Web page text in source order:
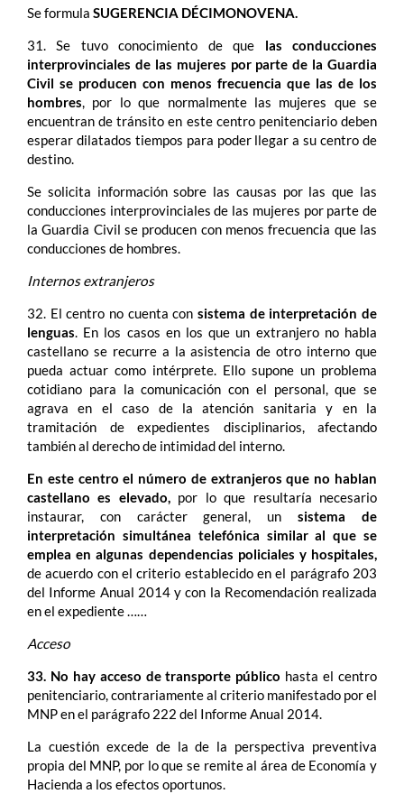
Se formula SUGERENCIA DÉCIMONOVENA.
31. Se tuvo conocimiento de que las conducciones
interprovinciales de las mujeres por parte de la Guardia
Civil se producen con menos frecuencia que las de los
hombres, por lo que normalmente las mujeres que se
encuentran de tránsito en este centro penitenciario deben
esperar dilatados tiempos para poder llegar a su centro de
destino.
Se solicita información sobre las causas por las que las
conducciones interprovinciales de las mujeres por parte de
la Guardia Civil se producen con menos frecuencia que las
conducciones de hombres.
Internos extranjeros
32. El centro no cuenta con sistema de interpretación de
lenguas. En los casos en los que un extranjero no habla
castellano se recurre a la asistencia de otro interno que
pueda actuar como intérprete. Ello supone un problema
cotidiano para la comunicación con el personal, que se
agrava en el caso de la atención sanitaria y en la
tramitación de expedientes disciplinarios, afectando
también al derecho de intimidad del interno.
En este centro el número de extranjeros que no hablan
castellano es elevado,por lo que resultaría necesario
instaurar, con carácter general, unsistema de
interpretación simultánea telefónica similar al que se
emplea en algunas dependencias policiales y hospitales,
de acuerdo con el criterio establecido en el parágrafo 203
del Informe Anual 2014 y con la Recomendación realizada
en el expediente ……
Acceso
33. No hay acceso de transporte público hasta el centro
penitenciario, contrariamente al criterio manifestado por el
MNP en el parágrafo 222 del Informe Anual 2014.
La cuestión excede de la de la perspectiva preventiva
propia del MNP, por lo que se remite al área de Economía y
Hacienda a los efectos oportunos.